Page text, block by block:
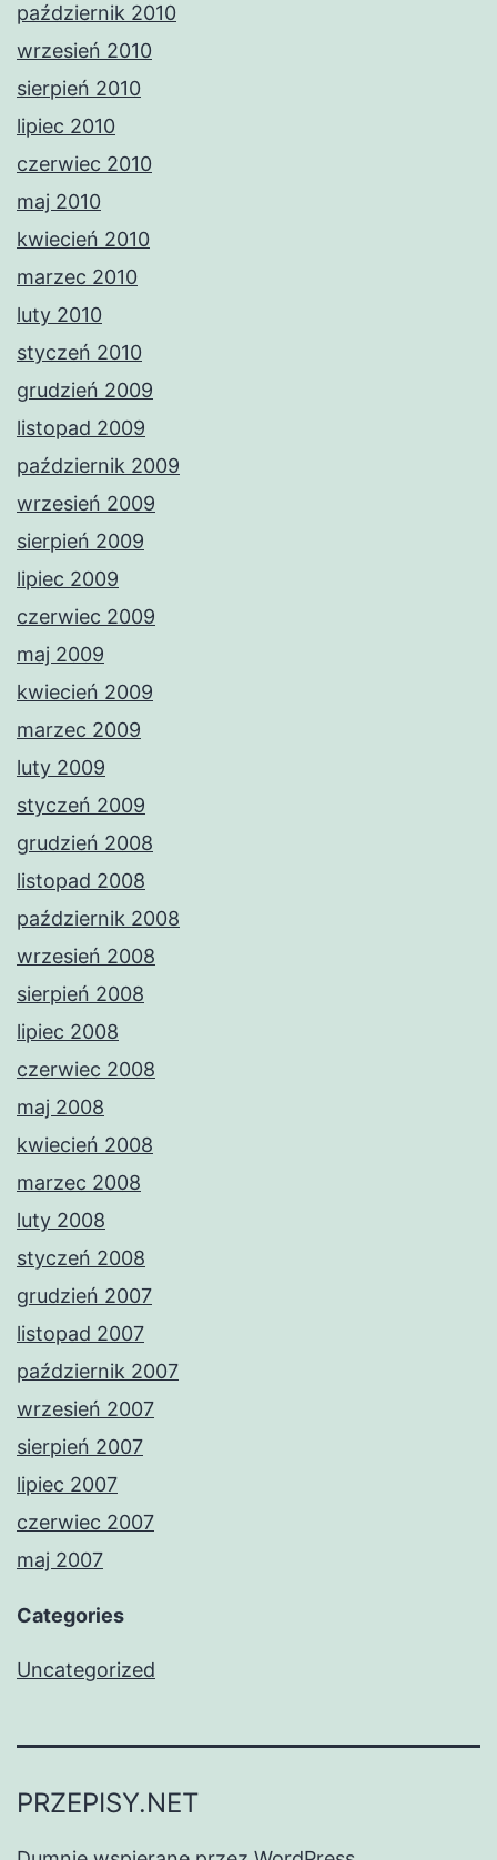
październik 2010
wrzesień 2010
sierpień 2010
lipiec 2010
czerwiec 2010
maj 2010
kwiecień 2010
marzec 2010
luty 2010
styczeń 2010
grudzień 2009
listopad 2009
październik 2009
wrzesień 2009
sierpień 2009
lipiec 2009
czerwiec 2009
maj 2009
kwiecień 2009
marzec 2009
luty 2009
styczeń 2009
grudzień 2008
listopad 2008
październik 2008
wrzesień 2008
sierpień 2008
lipiec 2008
czerwiec 2008
maj 2008
kwiecień 2008
marzec 2008
luty 2008
styczeń 2008
grudzień 2007
listopad 2007
październik 2007
wrzesień 2007
sierpień 2007
lipiec 2007
czerwiec 2007
maj 2007
Categories
Uncategorized
PRZEPISY.NET